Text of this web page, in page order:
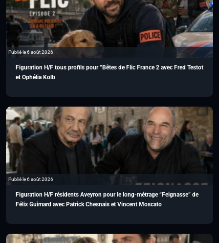
Publié le 6 août 2026
Figuration H/F tous profils pour “Bêtes de Flic France 2 avec Fred Testot
et Ophélia Kolb
Publié le 6 août 2026
Figuration H/F résidents Aveyron pour le long-métrage “Feignasse” de
Félix Guimard avec Patrick Chesnais et Vincent Moscato